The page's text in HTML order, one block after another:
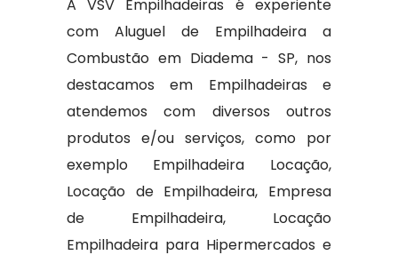
A VSV Empilhadeiras é experiente
com Aluguel de Empilhadeira a
Combustão em Diadema - SP, nos
destacamos em Empilhadeiras e
atendemos com diversos outros
produtos e/ou serviços, como por
exemplo Empilhadeira Locação,
Locação de Empilhadeira, Empresa
de Empilhadeira, Locação
Empilhadeira para Hipermercados e